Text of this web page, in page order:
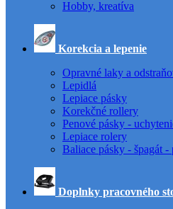
Hobby, kreatíva
Korekcia a lepenie
Opravné laky a
Lepidlá
Lepiace pásky
Korekčné rollery
Penové pásky -
Lepiace rolery
Baliace pásky - špagát -
Doplnky pracovného